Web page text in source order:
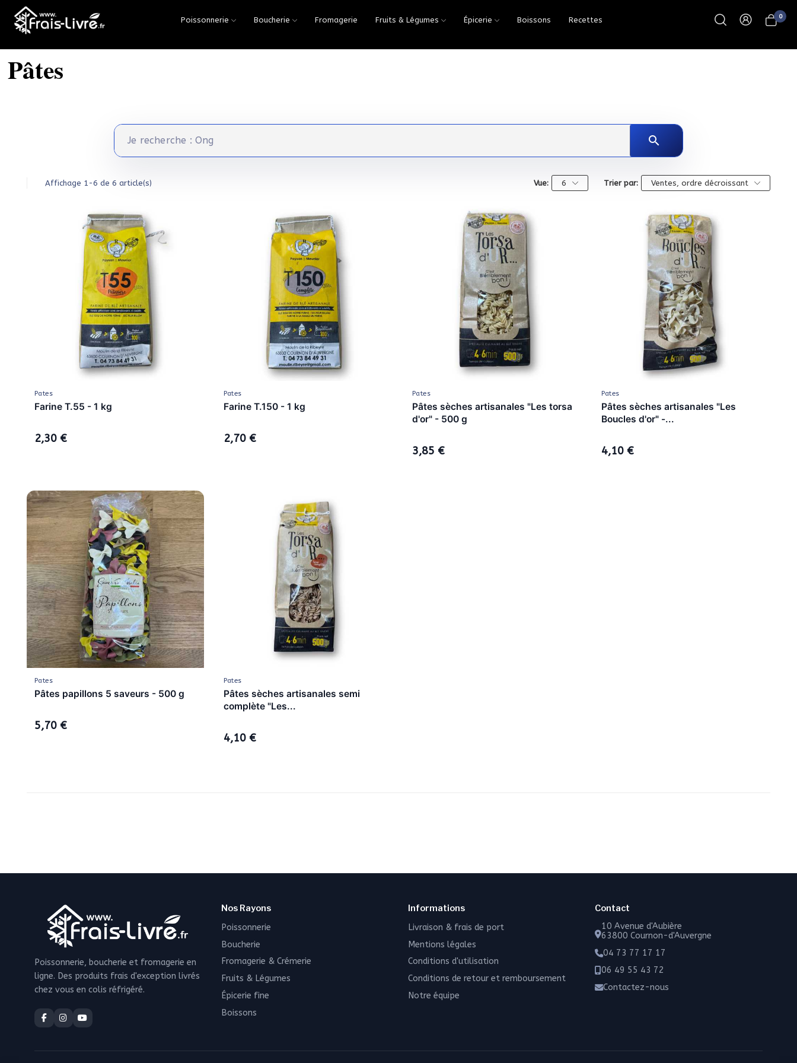
Poissonnerie Boucherie Fromagerie Fruits & Légumes Épicerie Boissons Recettes 0
Pâtes
search
Affichage 1-6 de 6 article(s) Vue: 6 Trier par: Ventes, ordre décroissant
Pates
Farine T.55 - 1 kg
2,30 €
Pates
Farine T.150 - 1 kg
2,70 €
Pates
Pâtes sèches artisanales "Les torsa
d'or" - 500 g
3,85 €
Pates
Pâtes sèches artisanales "Les
Boucles d'or" -...
4,10 €
Pates
Pâtes papillons 5 saveurs - 500 g
5,70 €
Pates
Pâtes sèches artisanales semi
complète "Les...
4,10 €
Poissonnerie, boucherie et fromagerie en
ligne. Des produits frais d'exception livrés
chez vous en colis réfrigéré.
Nos Rayons
Poissonnerie
Boucherie
Fromagerie & Crémerie
Fruits & Légumes
Épicerie fine
Boissons
Informations
Livraison & frais de port
Mentions légales
Conditions d'utilisation
Conditions de retour et remboursement
Notre équipe
Contact
10 Avenue d'Aubière
63800 Cournon-d'Auvergne
04 73 77 17 17
06 49 55 43 72
Contactez-nous